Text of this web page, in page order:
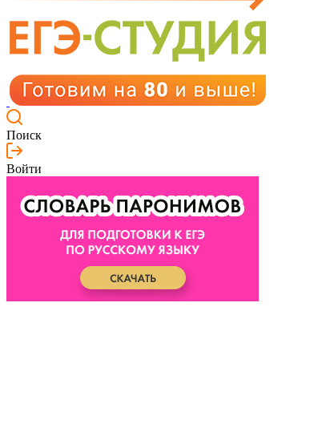
Поиск
Войти